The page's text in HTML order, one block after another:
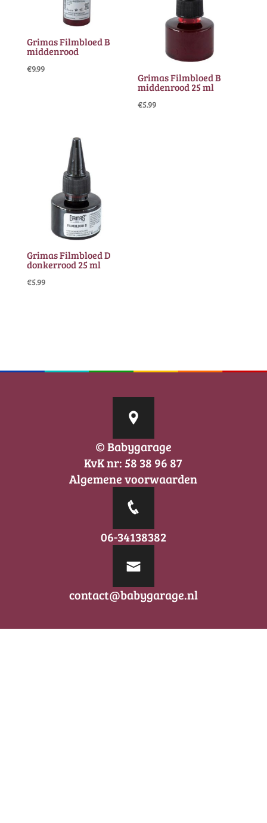
Grimas Filmbloed B
middenrood
€9.99
Grimas Filmbloed B
middenrood 25 ml
€5.99
Grimas Filmbloed D
donkerrood 25 ml
€5.99
© Babygarage
KvK nr: 58 38 96 87
Algemene voorwaarden
06-34138382
contact@babygarage.nl